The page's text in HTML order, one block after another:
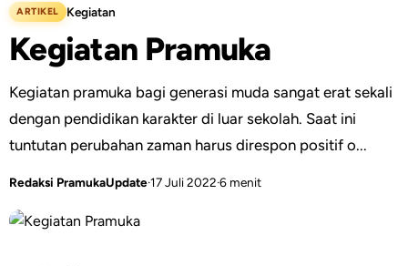
Cari artikel
ARTIKEL Kegiatan
Kegiatan Pramuka
Kegiatan pramuka bagi generasi muda sangat erat sekali
dengan pendidikan karakter di luar sekolah. Saat ini
tuntutan perubahan zaman harus direspon positif o...
Redaksi PramukaUpdate·17 Juli 2022·6 menit